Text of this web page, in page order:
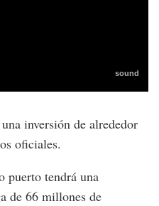
inversión de alrededor
oficiales.
puerto tendrá una
de 66 millones de